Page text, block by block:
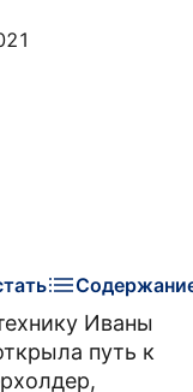
Иваны
путь к